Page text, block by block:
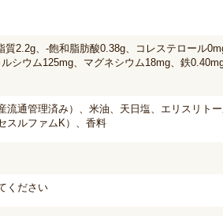
2.2g、-飽和脂肪酸0.38g、コレステロール
シウム125mg、マグネシウム18mg、鉄
流通管理済み）、米油、天日塩、エリスリト
スルファムK）、香料
ください